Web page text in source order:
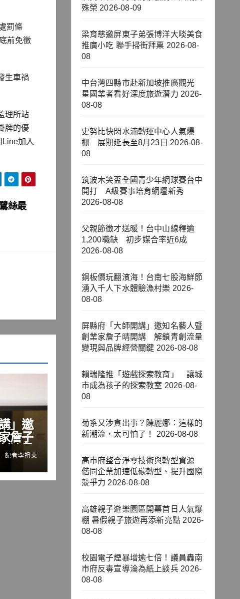
罰條
前免徵
生車禍
理所站
牌的優
加入
絲最
」邀
詹子
流量
鍵
記者李祖東
殊榮 2026-08-09
梁育慈邀屏東子弟張博洋大啖美食
推廣小吃 聯手掃街拜票 2026-08-
08
中台灣四縣市赴新加坡推廣觀光
星國業者看好深度旅遊潛力 2026-
08-08
史努比快閃水湳轉運中心人氣爆
棚 展期延長至8月23日 2026-08-
08
筑波木笑盃全國青少年網球賽台中
開打 A級賽事培育網壇新秀
2026-08-08
父親節徵才送暖！台中山線釋逾
1,200職缺 初步媒合率近6成
2026-08-08
銅板價玩翻濱海！台南七股海鮮節
湧入千人下水體驗漁村樂 2026-
08-08
屏縣府「大師開講」邀知名藝人暨
創業家詹子晴開講 解鎖青創流量
變現與品牌經營關鍵 2026-08-08
賴瑞隆推「遊戲探索教育」 讓城
市成為孩子的探索教室 2026-08-
08
菊系又涉貪出事？陳麗娜：這樣的
新潮流，太可怕了！
2026-08-08
高市府整合淨零技術與轉型資源
偕同企業加速低碳轉型、提升國際
競爭力 2026-08-08
高雄親子遊樂園區開幕首日人氣爆
棚 暑假親子旅遊再添新亮點 2026-
08-08
校園電子煙暴增逾七倍！議員轟南
市府反毒宣導淪為紙上談兵 2026-
08-08